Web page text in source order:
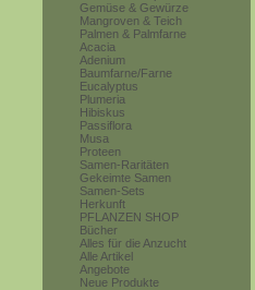
Gemüse & Gewürze
Mangroven & Teich
Palmen & Palmfarne
Acacia
Adenium
Baumfarne/Farne
Eucalyptus
Plumeria
Hibiskus
Passiflora
Musa
Proteen
Samen-Raritäten
Gekeimte Samen
Samen-Sets
Herkunft
PFLANZEN SHOP
Bücher
Alles für die Anzucht
Alle Artikel
Angebote
Neue Produkte